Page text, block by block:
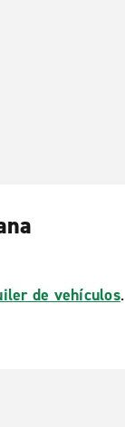
de vehículos.